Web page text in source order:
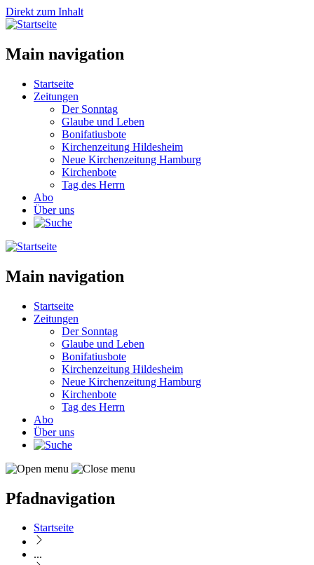
Direkt zum Inhalt
Main navigation
Startseite
Zeitungen
Der Sonntag
Glaube und Leben
Bonifatiusbote
Kirchenzeitung Hildesheim
Neue Kirchenzeitung Hamburg
Kirchenbote
Tag des Herrn
Abo
Über uns
Main navigation
Startseite
Zeitungen
Der Sonntag
Glaube und Leben
Bonifatiusbote
Kirchenzeitung Hildesheim
Neue Kirchenzeitung Hamburg
Kirchenbote
Tag des Herrn
Abo
Über uns
Pfadnavigation
Startseite
...